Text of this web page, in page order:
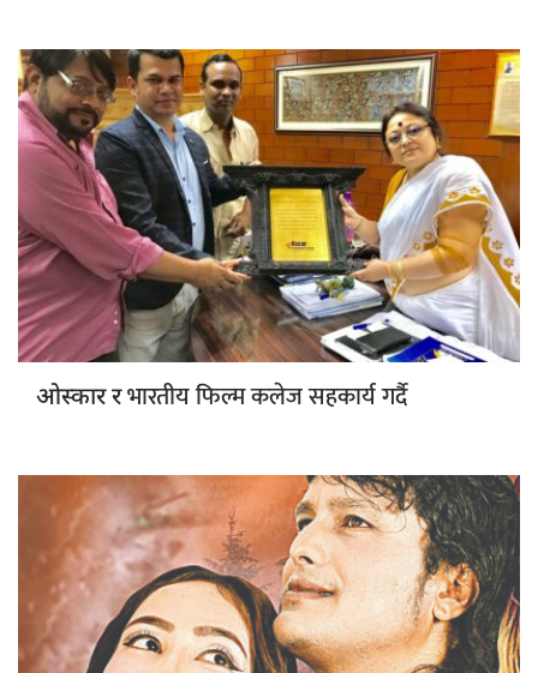
ओस्कार रभारतीय फिल्म कलेज सहकार्य गर्दै